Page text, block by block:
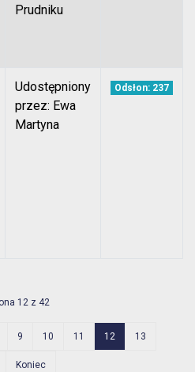
Prudniku
Udostępniony
przez: Ewa
Martyna
Odsłon: 237
12 z 42
9 10 11 12 13
Koniec